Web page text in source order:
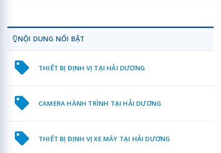
NỘI DUNG NỔI BẬT
THIẾT BỊ ĐỊNH VỊ TẠI HẢI DƯƠNG
CAMERA HÀNH TRÌNH TẠI HẢI DƯƠNG
THIẾT BỊ ĐỊNH VỊ XE MÁY TẠI HẢI DƯƠNG